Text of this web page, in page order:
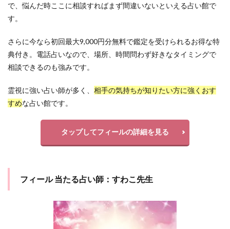
で、悩んだ時ここに相談すればまず間違いないといえる占い館で
す。
さらに今なら初回最大9,000円分無料で鑑定を受けられるお得な特
典付き。電話占いなので、場所、時間問わず好きなタイミングで
相談できるのも強みです。
霊視に強い占い師が多く、 相手の気持ちが知りたい方に強くおす
すめな占い館です。
タップしてフィールの詳細を見る
フィール 当たる占い師：すわこ先生